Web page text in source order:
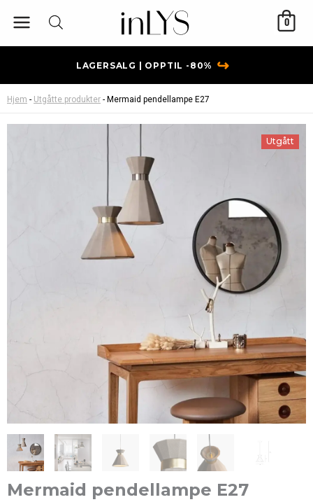
rett
0
LAGERSALG | OPPTIL -80% ↪
Hjem - Utgåtte produkter - Mermaid pendellampe E27
Utgått
Mermaid pendellampe E27